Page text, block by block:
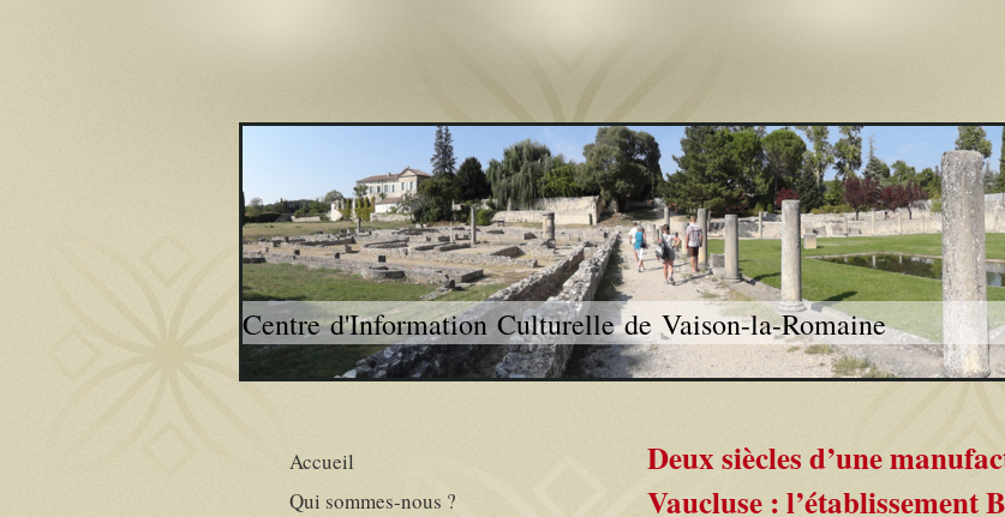
Centre d'Information Culturelle de Vaison-la-Romaine
Deux siècles d’une
Vaucluse : l’établissement
Accueil
Qui sommes-nous ?